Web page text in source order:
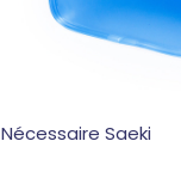
Nécessaire Saeki